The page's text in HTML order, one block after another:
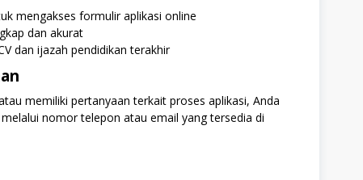
mengakses formulir aplikasi online
dan akurat
dan ijazah pendidikan terakhir
memiliki pertanyaan terkait proses aplikasi, Anda
nomor telepon atau email yang tersedia di